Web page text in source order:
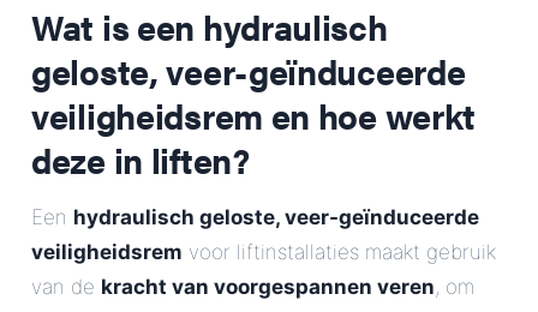
Bericht
Bericht verzenden
Wat is een hydraulisch
geloste, veer-geïnduceerde
veiligheidsrem en hoe werkt
deze in liften?
Een hydraulisch geloste, veer-geïnduceerde
veiligheidsrem voor liftinstallaties maakt gebruik
van de kracht van voorgespannen veren, om